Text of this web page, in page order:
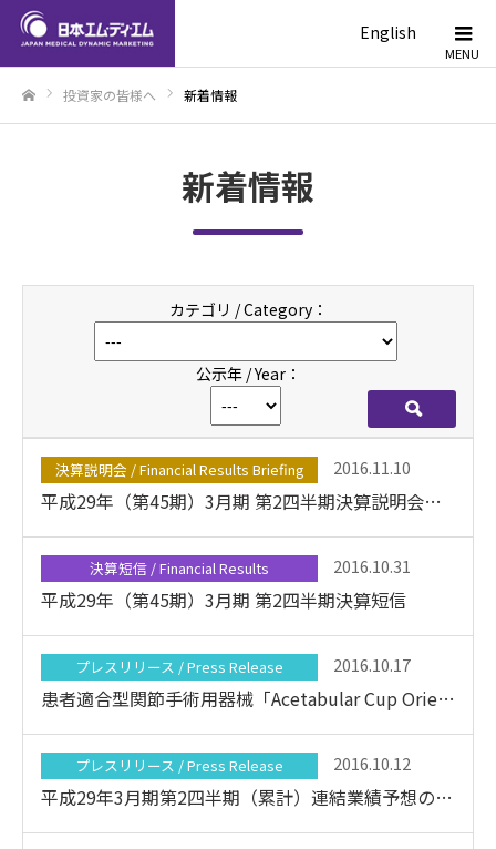
English
投資家の皆様へ 新着情報
新着情報
カテゴリ / Category：
公示年 / Year：
決算説明会 / Financial Results Briefing 2016.11.10
平成29年（第45期）3月期 第2四半期決算説明会資料
決算短信 / Financial Results 2016.10.31
平成29年（第45期）3月期 第2四半期決算短信
プレスリリース / Press Release 2016.10.17
患者適合型関節手術用器械「Acetabular Cup Orientation ガイド」の薬事承認取得に関するお知らせ
プレスリリース / Press Release 2016.10.12
平成29年3月期第2四半期（累計）連結業績予想の修正に関するお知らせ